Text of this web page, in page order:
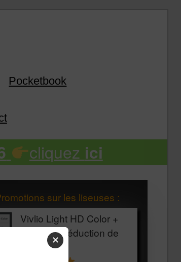
Pocketbook
cliquez ici
sur les liseuses :
Vivlio Light HD Color +
HOUSSE réduction de
✕